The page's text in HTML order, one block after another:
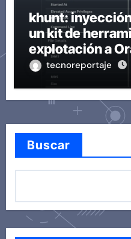
khunt:
un kit de
explotación a
tecnoreportaje
Buscar